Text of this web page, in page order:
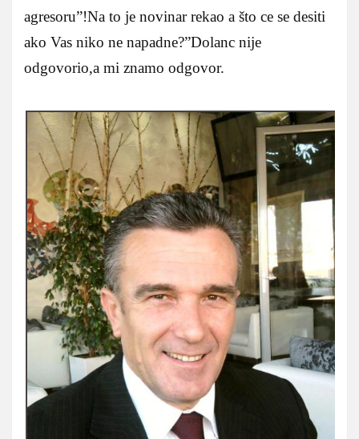
agresoru”!Na to je novinar rekao a što ce se desiti
ako Vas niko ne napadne?”Dolanc nije
odgovorio,a mi znamo odgovor.